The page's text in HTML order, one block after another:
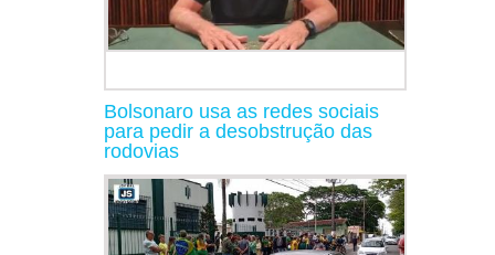
Bolsonaro usa as redes sociais
para pedir a desobstrução das
rodovias